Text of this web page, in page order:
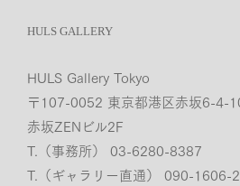
HULS GALLERY
HULS Gallery Tokyo
〒107-0052 東京都港区赤坂6-4-
赤坂ZENビル2F
T.（事務所） 03-6280-8387
T.（ギャラリー直通） 090-1606-